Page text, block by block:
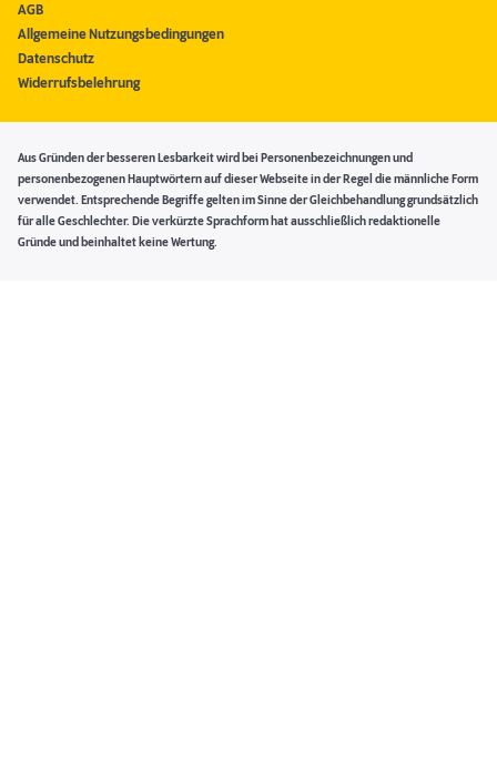
AGB
Allgemeine Nutzungsbedingungen
Datenschutz
Widerrufsbelehrung
Aus Gründen der besseren Lesbarkeit wird bei Personenbezeichnungen und
personenbezogenen Hauptwörtern auf dieser Webseite in der Regel die männliche Form
verwendet. Entsprechende Begriffe gelten im Sinne der Gleichbehandlung grundsätzlich
für alle Geschlechter. Die verkürzte Sprachform hat ausschließlich redaktionelle
Gründe und beinhaltet keine Wertung.